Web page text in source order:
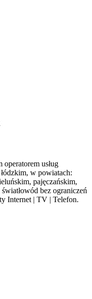
usług
w powiatach:
pajęczańskim,
bez ograniczeń
Internet | TV | Telefon.